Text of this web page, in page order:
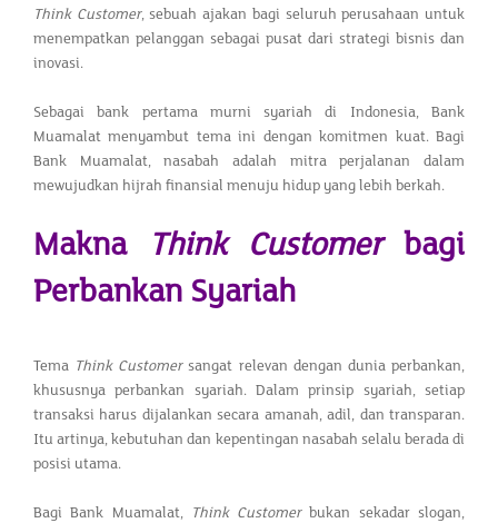
Think Customer, sebuah ajakan bagi seluruh perusahaan untuk
menempatkan pelanggan sebagai pusat dari strategi bisnis dan
inovasi.
Sebagai bank pertama murni syariah di Indonesia, Bank
Muamalat menyambut tema ini dengan komitmen kuat. Bagi
Bank Muamalat, nasabah adalah mitra perjalanan dalam
mewujudkan hijrah finansial menuju hidup yang lebih berkah.
Makna Think Customerbagi
Perbankan Syariah
Tema Think Customersangat relevan dengan dunia perbankan,
khususnya perbankan syariah. Dalam prinsip syariah, setiap
transaksi harus dijalankan secara amanah, adil, dan transparan.
Itu artinya, kebutuhan dan kepentingan nasabah selalu berada di
posisi utama.
Bagi Bank Muamalat, Think Customerbukan sekadar slogan,